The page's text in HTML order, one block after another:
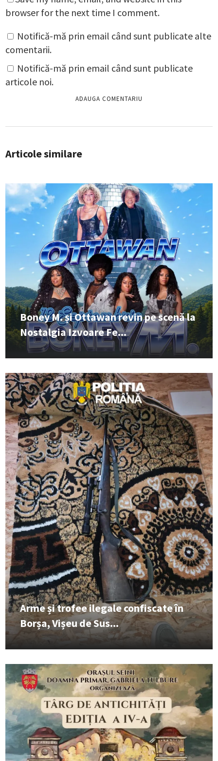
browser for the next time I comment.
Notifică-mă prin email când sunt publicate alte
comentarii.
Notifică-mă prin email când sunt publicate
articole noi.
Articole similare
Boney M. și Ottawan revin pe scenă la
Nostalgia Izvoare Fe...
Arme și trofee ilegale confiscate în
Borșa, Vișeu de Sus...